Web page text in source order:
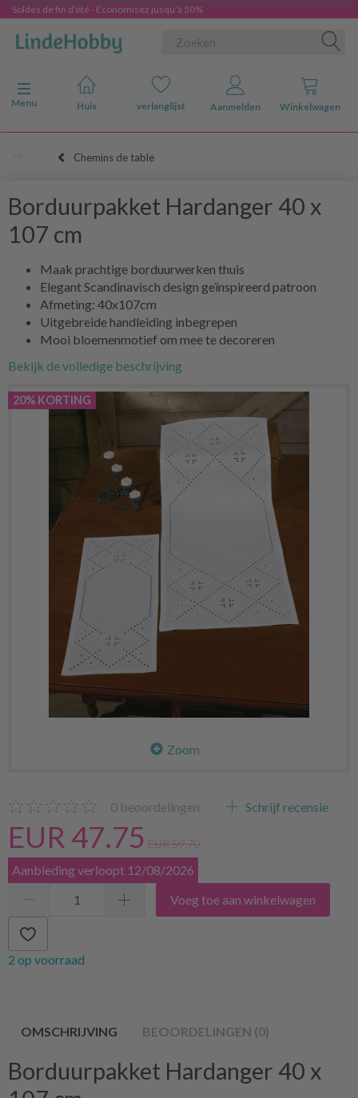
Soldes de fin d'été - Économisez jusqu'à 50%
Navigatie in-/uitschakelen
Menu
Huis verlanglijst Aanmelden Winkelwagen
Chemins de table
Borduurpakket Hardanger 40 x
107 cm
Maak prachtige borduurwerken thuis
Elegant Scandinavisch design geïnspireerd patroon
Afmeting: 40x107cm
Uitgebreide handleiding inbegrepen
Mooi bloemenmotief om mee te decoreren
Bekijk de volledige beschrijving
20% KORTING
Zoom
0 beoordelingen Schrijf recensie
EUR 47.75 EUR 59.70
Aanbieding verloopt 12/08/2026
Voeg toe aan winkelwagen
2 op voorraad
OMSCHRIJVING BEOORDELINGEN (0)
Borduurpakket Hardanger 40 x